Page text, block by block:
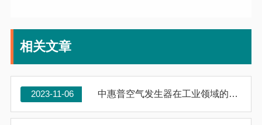
相关文章
2023-11-06 中惠普空气发生器在工业领域的应用及优化建议